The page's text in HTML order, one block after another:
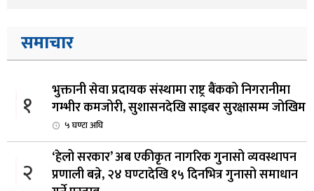
समाचार
१
भुक्तानी सेवा प्रदायक संस्थामा राष्ट्र बैंकको निगरानीमा
गम्भीर कमजोरी, सुशासनदेखि साइबर सुरक्षासम्म जोखिम
५ घण्टा अघि
२
‘हेलो सरकार’ अब एकीकृत नागरिक गुनासो व्यवस्थापन
प्रणाली बन्ने, २४ घण्टादेखि १५ दिनभित्र गुनासो समाधान